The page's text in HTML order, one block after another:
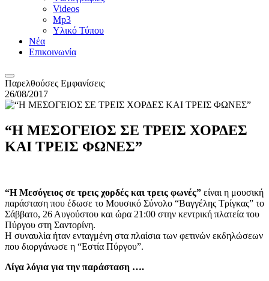
Videos
Mp3
Υλικό Τύπου
Νέα
Επικοινωνία
Παρελθούσες Εμφανίσεις
26/08/2017
“Η ΜΕΣΟΓΕΙΟΣ ΣΕ ΤΡΕΙΣ ΧΟΡΔΕΣ
ΚΑΙ ΤΡΕΙΣ ΦΩΝΕΣ”
“Η Μεσόγειος σε τρεις χορδές και τρεις φωνές” είναι η μουσική
παράσταση που έδωσε το Μουσικό Σύνολο “Βαγγέλης Τρίγκας” το
Σάββατο, 26 Αυγούστου και ώρα 21:00 στην κεντρική πλατεία του
Πύργου στη Σαντορίνη.
Η συναυλία ήταν ενταγμένη στα πλαίσια των φετινών εκδηλώσεων
που διοργάνωσε η “Εστία Πύργου”.
Λίγα λόγια για την παράσταση ….